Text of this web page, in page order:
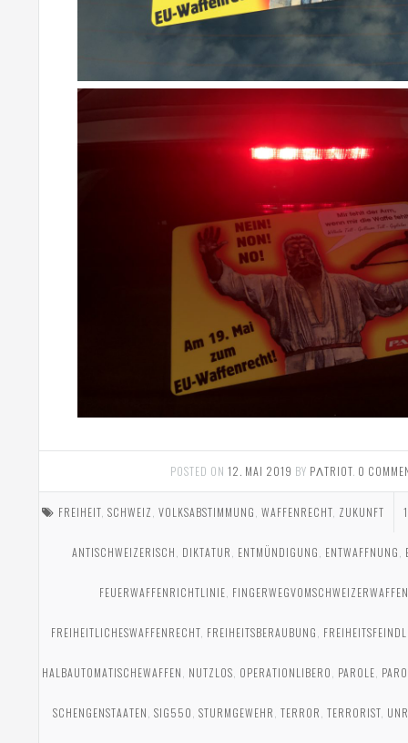
POSTED ON12. MAI 2019 BY PΛTRIOT 0
FREIHEIT ,SCHWEIZ ,VOLKSABSTIMMUNG ,WAFFENRECHT ZUKUNFT
ANTISCHWEIZERISCH DIKTATUR ENTMÜNDIGUNG ENTWAFFNUNG
FEUERWAFFENRICHTLINIE
FREIHEITLICHESWAFFENRECHT, FREIHEITSBERAUBUNG
HALBAUTOMATISCHEWAFFEN NUTZLOS OPERATIONLIBERO PAROLE
SCHENGENSTAATEN ,SIG550 ,STURMGEWEHR ,TERROR ,TERRORIST